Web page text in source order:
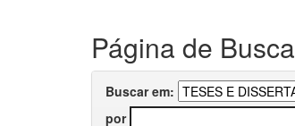
Página de Busca
Buscar em:
por